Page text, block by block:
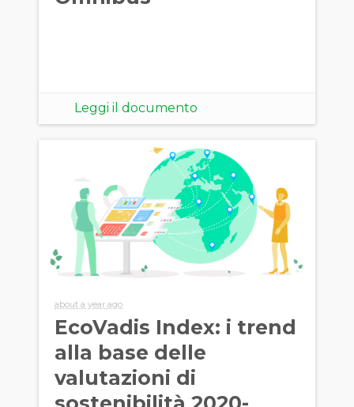
Leggi il documento
about a year ago
EcoVadis Index: i trend
alla base delle
valutazioni di